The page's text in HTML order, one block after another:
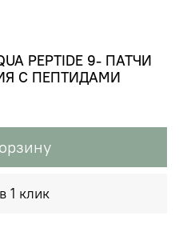
PEPTIDE 9- ПАТЧИ
С ПЕПТИДАМИ
1 клик